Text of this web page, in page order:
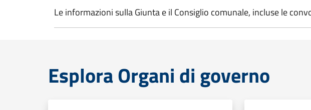
Le informazioni sulla Giunta e il Consiglio comunale, incluse le
Esplora Organi di governo